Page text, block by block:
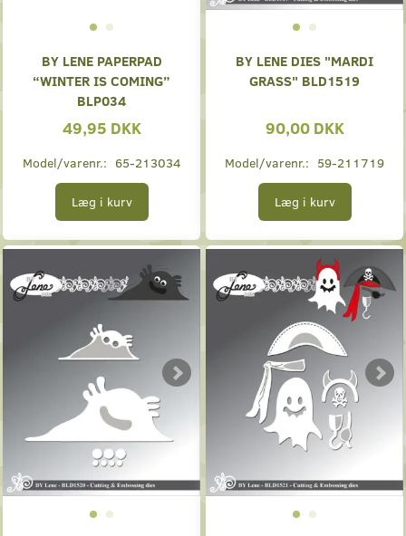
BY LENE PAPERPAD
“WINTER IS COMING”
BLP034
49,95 DKK
Model/varenr.: 65-213034
Læg i kurv
BY LENE DIES "MARDI
GRASS" BLD1519
90,00 DKK
Model/varenr.: 59-211719
Læg i kurv